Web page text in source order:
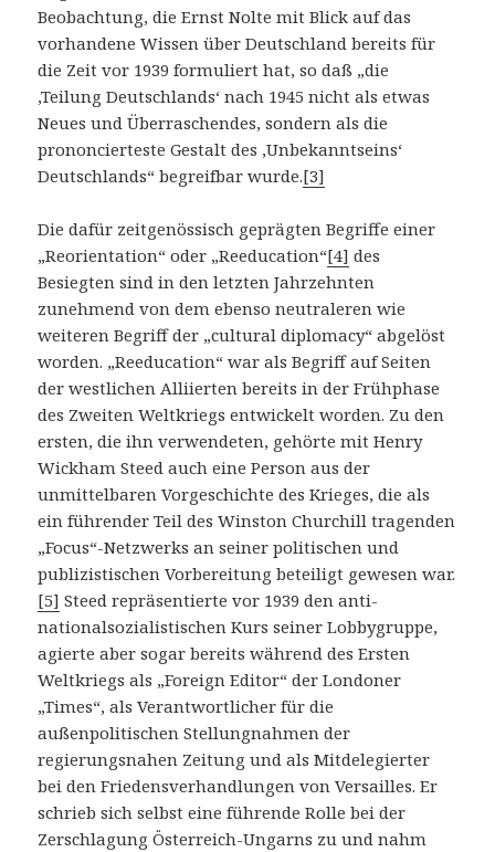
Beobachtung, die Ernst Nolte mit Blick auf das
vorhandene Wissen über Deutschland bereits für
die Zeit vor 1939 formuliert hat, so daß „die
‚Teilung Deutschlands‘ nach 1945 nicht als etwas
Neues und Überraschendes, sondern als die
prononcierteste Gestalt des ‚Unbekanntseins‘
Deutschlands“ begreifbar wurde.[3]
Die dafür zeitgenössisch geprägten Begriffe einer
„Reorientation“ oder „Reeducation“[4] des
Besiegten sind in den letzten Jahrzehnten
zunehmend von dem ebenso neutraleren wie
weiteren Begriff der „cultural diplomacy“ abgelöst
worden. „Reeducation“ war als Begriff auf Seiten
der westlichen Alliierten bereits in der Frühphase
des Zweiten Weltkriegs entwickelt worden. Zu den
ersten, die ihn verwendeten, gehörte mit Henry
Wickham Steed auch eine Person aus der
unmittelbaren Vorgeschichte des Krieges, die als
ein führender Teil des Winston Churchill tragenden
„Focus“-Netzwerks an seiner politischen und
publizistischen Vorbereitung beteiligt gewesen war.
[5] Steed repräsentierte vor 1939 den anti-
nationalsozialistischen Kurs seiner Lobbygruppe,
agierte aber sogar bereits während des Ersten
Weltkriegs als „Foreign Editor“ der Londoner
„Times“, als Verantwortlicher für die
außenpolitischen Stellungnahmen der
regierungsnahen Zeitung und als Mitdelegierter
bei den Friedensverhandlungen von Versailles. Er
schrieb sich selbst eine führende Rolle bei der
Zerschlagung Österreich-Ungarns zu und nahm